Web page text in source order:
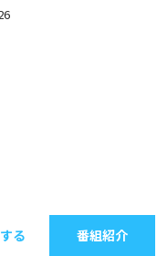
る 番組紹介